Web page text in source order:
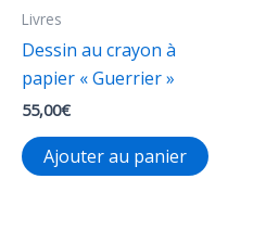
Livres
Dessin au crayon à
papier « Guerrier »
55,00€
Ajouter au panier